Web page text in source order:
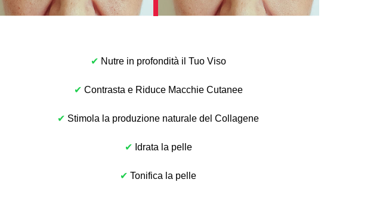
✔ Nutre in profondità il Tuo Viso
✔ Contrasta e Riduce Macchie Cutanee
✔ Stimola la produzione naturale del Collagene
✔ Idrata la pelle
✔ Tonifica la pelle